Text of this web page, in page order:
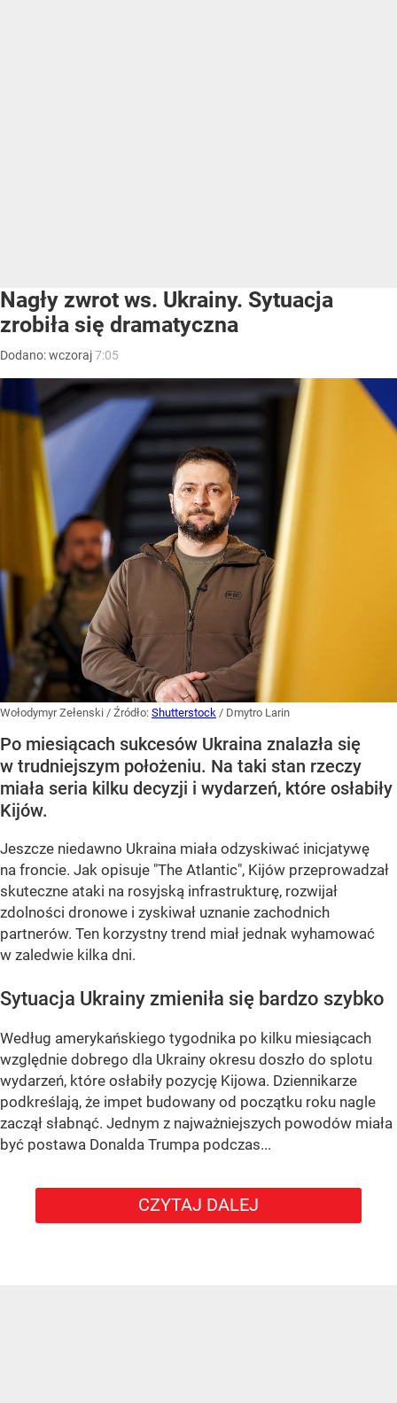
Nagły zwrot ws. Ukrainy. Sytuacja
zrobiła się dramatyczna
Dodano:wczoraj7:05
Wołodymyr Zełenski / Źródło: Shutterstock / Dmytro Larin
Po miesiącach sukcesów Ukraina znalazła się
w trudniejszym położeniu. Na taki stan rzeczy
miała seria kilku decyzji i wydarzeń, które osłabiły
Kijów.
Jeszcze niedawno Ukraina miała odzyskiwać inicjatywę
na froncie. Jak opisuje "The Atlantic", Kijów przeprowadzał
skuteczne ataki na rosyjską infrastrukturę, rozwijał
zdolności dronowe i zyskiwał uznanie zachodnich
partnerów. Ten korzystny trend miał jednak wyhamować
w zaledwie kilka dni.
Sytuacja Ukrainy zmieniła się bardzo szybko
Według amerykańskiego tygodnika po kilku miesiącach
względnie dobrego dla Ukrainy okresu doszło do splotu
wydarzeń, które osłabiły pozycję Kijowa. Dziennikarze
podkreślają, że impet budowany od początku roku nagle
zaczął słabnąć. Jednym z najważniejszych powodów miała
być postawa Donalda Trumpa podczas...
CZYTAJ DALEJ